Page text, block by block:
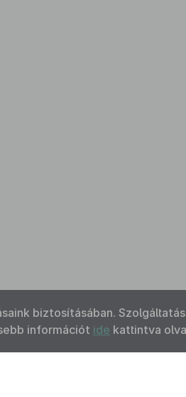
biztosításában.
információt ide kattintva